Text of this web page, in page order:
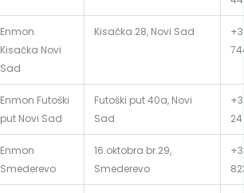
Enmon
Kisačka Novi
Sad
Kisačka 28, Novi Sad
Enmon Futoški
put Novi Sad
Futoški put 40a, Novi
Sad
24
Enmon
Smederevo
16.oktobra br.29,
Smederevo